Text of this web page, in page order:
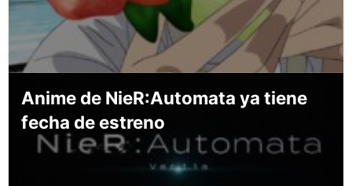
Anime de NieR:Automata ya tiene
fecha de estreno